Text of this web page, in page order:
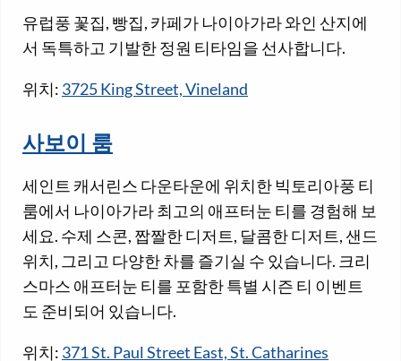
유럽풍 꽃집, 빵집, 카페가 나이아가라 와인 산지에
서 독특하고 기발한 정원 티타임을 선사합니다.
위치: 3725 King Street, Vineland
사보이 룸
세인트 캐서린스 다운타운에 위치한 빅토리아풍 티
룸에서 나이아가라 최고의 애프터눈 티를 경험해 보
세요. 수제 스콘, 짭짤한 디저트, 달콤한 디저트, 샌드
위치, 그리고 다양한 차를 즐기실 수 있습니다. 크리
스마스 애프터눈 티를 포함한 특별 시즌 티 이벤트
도 준비되어 있습니다.
위치: 371 St. Paul Street East, St. Catharines